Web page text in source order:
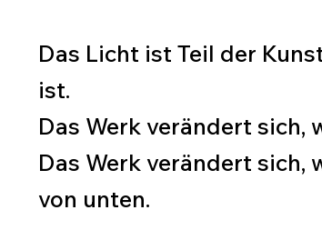
Das Licht ist Teil der
ist.
Das Werk verändert sich,
Das Werk verändert sich,
von unten.